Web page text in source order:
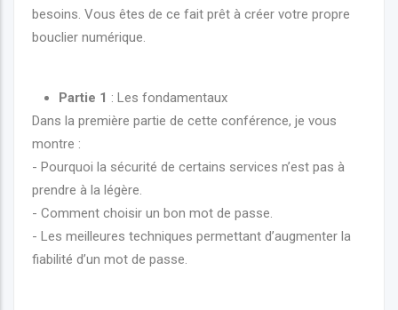
besoins. Vous êtes de ce fait prêt à créer votre propre
bouclier numérique.
Partie 1 : Les fondamentaux
Dans la première partie de cette conférence, je vous
montre :
- Pourquoi la sécurité de certains services n’est pas à
prendre à la légère.
- Comment choisir un bon mot de passe.
- Les meilleures techniques permettant d’augmenter la
fiabilité d’un mot de passe.